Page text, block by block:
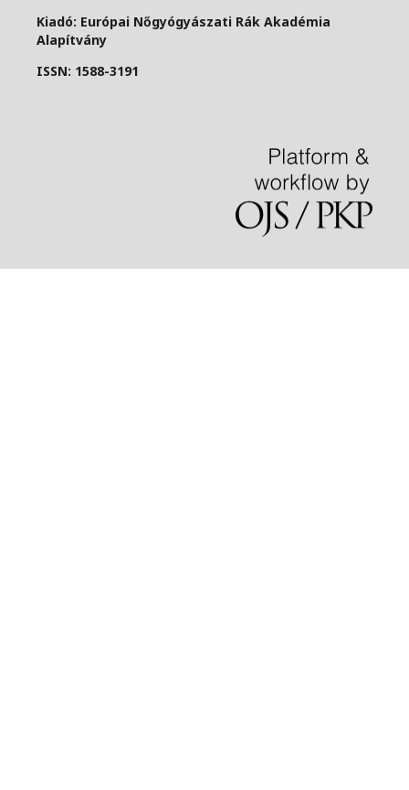
Kiadó: Európai Nőgyógyászati Rák Akadémia
Alapítvány
ISSN: 1588-3191